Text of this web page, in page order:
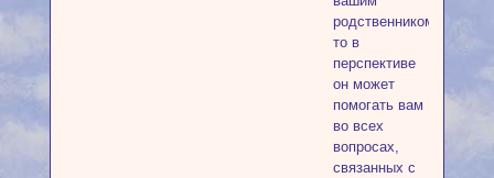
родственником,
то в
перспективе
он может
помогать вам
во всех
вопросах,
связанных с